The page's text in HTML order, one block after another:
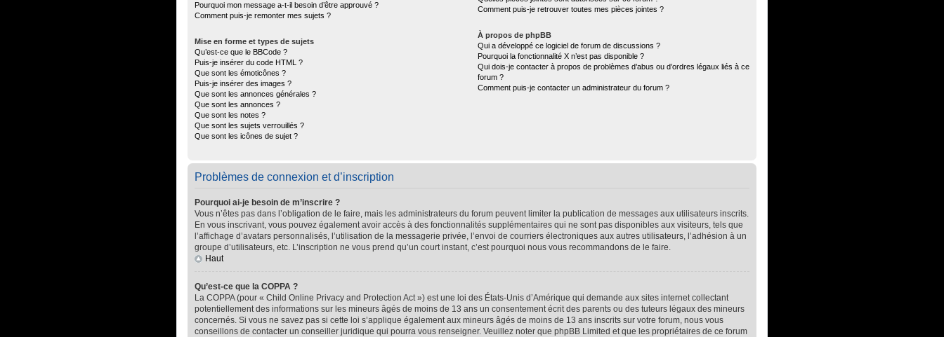
Pourquoi mon message a-t-il besoin d’être approuvé ?
Comment puis-je remonter mes sujets ?
Mise en forme et types de sujets
Qu’est-ce que le BBCode ?
Puis-je insérer du code HTML ?
Que sont les émoticônes ?
Puis-je insérer des images ?
Que sont les annonces générales ?
Que sont les annonces ?
Que sont les notes ?
Que sont les sujets verrouillés ?
Que sont les icônes de sujet ?
Comment puis-je retrouver toutes mes pièces jointes ?
À propos de phpBB
Qui a développé ce logiciel de forum de discussions ?
Pourquoi la fonctionnalité X n’est pas disponible ?
Qui dois-je contacter à propos de problèmes d’abus ou d’ordres légaux liés à ce
forum ?
Comment puis-je contacter un administrateur du forum ?
Problèmes de connexion et d’inscription
Pourquoi ai-je besoin de m’inscrire ?
Vous n’êtes pas dans l’obligation de le faire, mais les administrateurs du forum peuvent limiter la publication de messages aux utilisateurs inscrits.
En vous inscrivant, vous pouvez également avoir accès à des fonctionnalités supplémentaires qui ne sont pas disponibles aux visiteurs, tels que
l’affichage d’avatars personnalisés, l’utilisation de la messagerie privée, l’envoi de courriers électroniques aux autres utilisateurs, l’adhésion à un
groupe d’utilisateurs, etc. L’inscription ne vous prend qu’un court instant, c’est pourquoi nous vous recommandons de le faire.
Haut
Qu’est-ce que la COPPA ?
La COPPA (pour « Child Online Privacy and Protection Act ») est une loi des États-Unis d’Amérique qui demande aux sites internet collectant
potentiellement des informations sur les mineurs âgés de moins de 13 ans un consentement écrit des parents ou des tuteurs légaux des mineurs
concernés. Si vous ne savez pas si cette loi s’applique également aux mineurs âgés de moins de 13 ans inscrits sur votre forum, nous vous
conseillons de contacter un conseiller juridique qui pourra vous renseigner. Veuillez noter que phpBB Limited et que les propriétaires de ce forum